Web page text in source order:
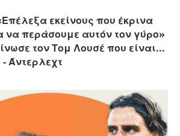
εκείνους που έκρινα
να περάσουμε αυτόν τον γύρο»
τον Τομ Λουσέ που είναι...
Άντερλεχτ